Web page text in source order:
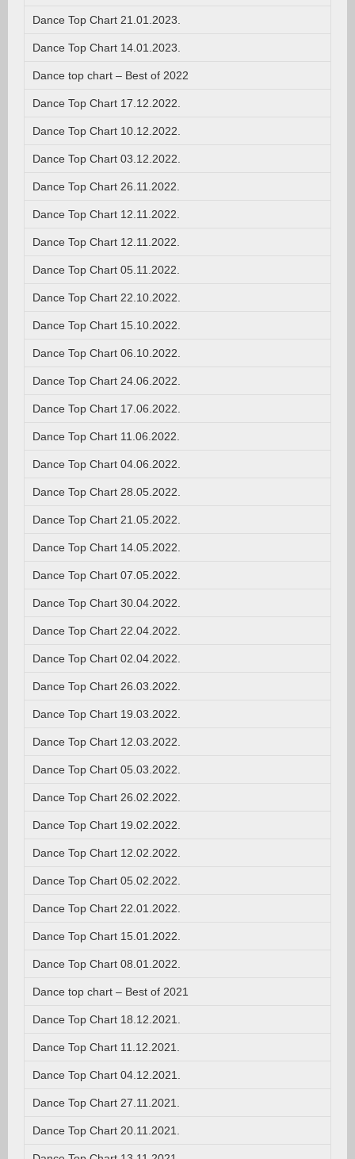
Dance Top Chart 21.01.2023.
Dance Top Chart 14.01.2023.
Dance top chart – Best of 2022
Dance Top Chart 17.12.2022.
Dance Top Chart 10.12.2022.
Dance Top Chart 03.12.2022.
Dance Top Chart 26.11.2022.
Dance Top Chart 12.11.2022.
Dance Top Chart 12.11.2022.
Dance Top Chart 05.11.2022.
Dance Top Chart 22.10.2022.
Dance Top Chart 15.10.2022.
Dance Top Chart 06.10.2022.
Dance Top Chart 24.06.2022.
Dance Top Chart 17.06.2022.
Dance Top Chart 11.06.2022.
Dance Top Chart 04.06.2022.
Dance Top Chart 28.05.2022.
Dance Top Chart 21.05.2022.
Dance Top Chart 14.05.2022.
Dance Top Chart 07.05.2022.
Dance Top Chart 30.04.2022.
Dance Top Chart 22.04.2022.
Dance Top Chart 02.04.2022.
Dance Top Chart 26.03.2022.
Dance Top Chart 19.03.2022.
Dance Top Chart 12.03.2022.
Dance Top Chart 05.03.2022.
Dance Top Chart 26.02.2022.
Dance Top Chart 19.02.2022.
Dance Top Chart 12.02.2022.
Dance Top Chart 05.02.2022.
Dance Top Chart 22.01.2022.
Dance Top Chart 15.01.2022.
Dance Top Chart 08.01.2022.
Dance top chart – Best of 2021
Dance Top Chart 18.12.2021.
Dance Top Chart 11.12.2021.
Dance Top Chart 04.12.2021.
Dance Top Chart 27.11.2021.
Dance Top Chart 20.11.2021.